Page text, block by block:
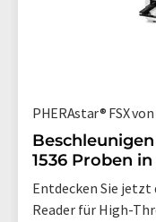
PHERAstar® FSX
1536 Proben
Entdecken Sie
Reader für High-